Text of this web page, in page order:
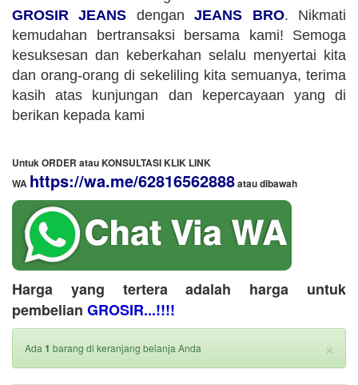
GROSIR JEANS denganJEANS BRO. Nikmati
kemudahan bertransaksi bersama kami! Semoga
kesuksesan dan keberkahan selalu menyertai kita
dan orang-orang di sekeliling kita semuanya, terima
kasih atas kunjungan dan kepercayaan yang di
berikan kepada kami
Untuk ORDER atau KONSULTASI KLIK LINK
WA https://wa.me/62816562888​ atau dibawah
Harga yang tertera adalah harga untuk
pembelian GROSIR...!!!!
×
Ada 1 barang di keranjang belanja Anda